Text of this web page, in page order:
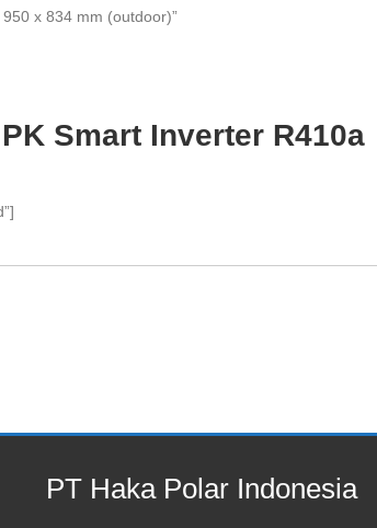
x 834 mm (outdoor)”
Smart Inverter R410a
PT Haka Polar Indonesia